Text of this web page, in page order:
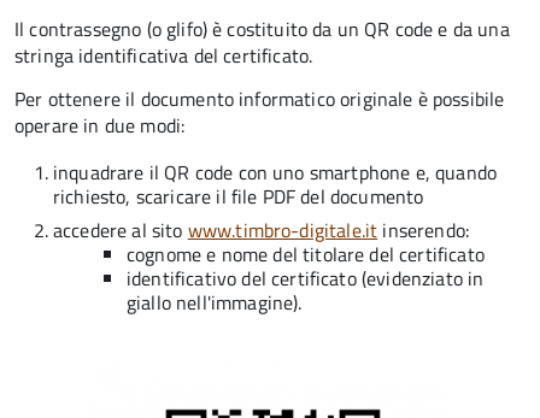
Il contrassegno (o glifo) è costituito da un QR code e da una
stringa identificativa del certificato.
Per ottenere il documento informatico originale è possibile
operare in due modi:
inquadrare il QR code con uno smartphone e, quando
richiesto, scaricare il file PDF del documento
accedere al sito www.timbro-digitale.it inserendo:
cognome e nome del titolare del certificato
identificativo del certificato (evidenziato in
giallo nell'immagine).